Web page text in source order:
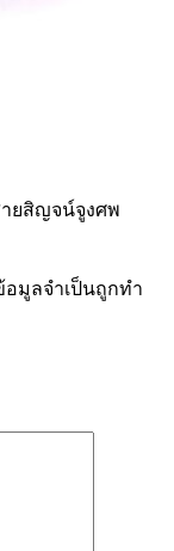
ยสิญจน์จูงศพ
อมูลจำเป็นถูกทำ